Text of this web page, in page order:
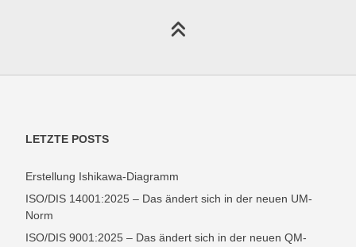
LETZTE POSTS
Erstellung Ishikawa-Diagramm
ISO/DIS 14001:2025 – Das ändert sich in der neuen UM-
Norm
ISO/DIS 9001:2025 – Das ändert sich in der neuen QM-